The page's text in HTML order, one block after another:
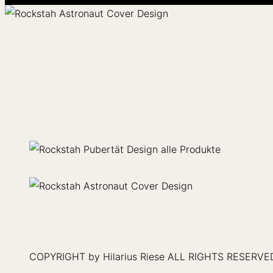
COPYRIGHT by Hilarius Riese ALL RIGHTS